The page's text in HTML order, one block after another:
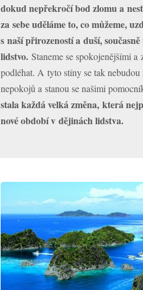
dokud nepřekročí bod zlomu a
za sebe uděláme to, co můžeme,
s naší přirozeností a duší,
lidstvo. Staneme se spokojenějšími
podléhat. A tyto stíny se tak
nepokojů a stanou se našimi
stala každá velká změna, která
nové období v dějinách lidstva.